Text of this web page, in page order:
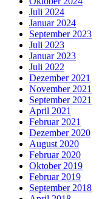
Juli 2024
Januar 2024
September 2023
Juli 2023
Januar 2023
Juli 2022
Dezember 2021
November 2021
September 2021
April 2021
Februar 2021
Dezember 2020
August 2020
Februar 2020
Oktober 2019
Februar 2019
September 2018